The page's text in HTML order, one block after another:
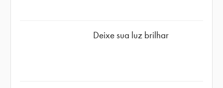
Deixe sua luz brilhar